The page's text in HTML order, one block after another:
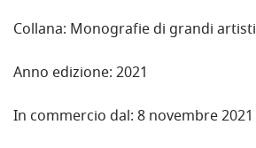
Collana: Monografie di grandi artisti
Anno edizione: 2021
In commercio dal: 8 novembre 2021